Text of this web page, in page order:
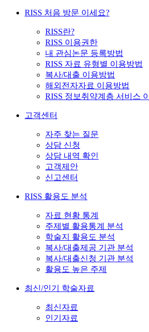
RISS 처음 방문 이세요?
RISS란?
RISS 이용권한
내 관심논문 등록방법
RISS 자료 유형별 이용방법
복사/대출 이용방법
해외전자자료 이용방법
RISS 정보취약계층 서비스
고객센터
자주 찾는 질문
상담 신청
상담 내역 확인
고객제안
신고센터
RISS 활용도 분석
자료 현황 통계
주제별 활용통계 분석
학술지 활용도 분석
복사/대출제공 기관 분석
복사/대출신청 기관 분석
활용도 높은 주제
최신/인기 학술자료
최신자료
인기자료